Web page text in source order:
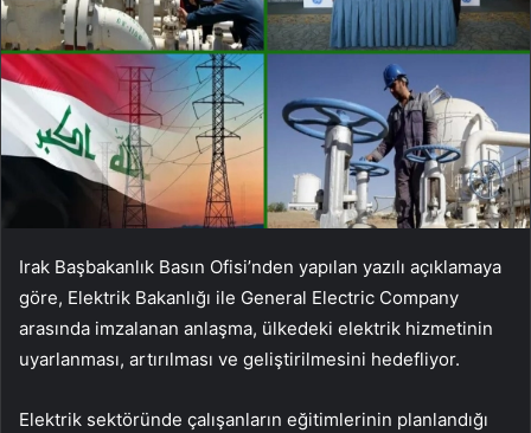
Irak Başbakanlık Basın Ofisi’nden yapılan yazılı açıklamaya
göre, Elektrik Bakanlığı ile General Electric Company
arasında imzalanan anlaşma, ülkedeki elektrik hizmetinin
uyarlanması, artırılması ve geliştirilmesini hedefliyor.
Elektrik sektöründe çalışanların eğitimlerinin planlandığı